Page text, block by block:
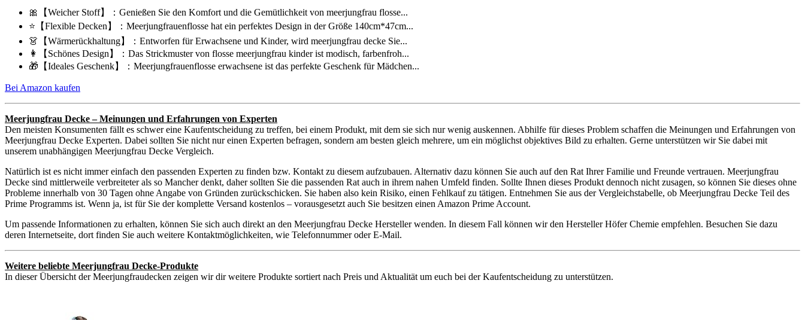
🎀【Weicher Stoff】：Genießen Sie den Komfort und die Gemütlichkeit von meerjungfrau flosse...
⭐【Flexible Decken】：Meerjungfrauenflosse hat ein perfektes Design in der Größe 140cm*47cm...
👗【Wärmerückhaltung】：Entworfen für Erwachsene und Kinder, wird meerjungfrau decke Sie...
👩【Schönes Design】：Das Strickmuster von flosse meerjungfrau kinder ist modisch, farbenfroh...
🎁【Ideales Geschenk】：Meerjungfrauenflosse erwachsene ist das perfekte Geschenk für Mädchen...
Bei Amazon kaufen
Meerjungfrau Decke – Meinungen und Erfahrungen von Experten
Den meisten Konsumenten fällt es schwer eine Kaufentscheidung zu treffen, bei einem Produkt, mit dem sie sich nur wenig auskennen. Abhilfe für dieses Problem schaffen die Meinungen und Erfahrungen von
Meerjungfrau Decke Experten. Dabei sollten Sie nicht nur einen Experten befragen, sondern am besten gleich mehrere, um ein möglichst objektives Bild zu erhalten. Gerne unterstützen wir Sie dabei mit
unserem unabhängigen Meerjungfrau Decke Vergleich.
Natürlich ist es nicht immer einfach den passenden Experten zu finden bzw. Kontakt zu diesem aufzubauen. Alternativ dazu können Sie auch auf den Rat Ihrer Familie und Freunde vertrauen. Meerjungfrau
Decke sind mittlerweile verbreiteter als so Mancher denkt, daher sollten Sie die passenden Rat auch in ihrem nahen Umfeld finden. Sollte Ihnen dieses Produkt dennoch nicht zusagen, so können Sie dieses ohne
Probleme innerhalb von 30 Tagen ohne Angabe von Gründen zurückschicken. Sie haben also kein Risiko, einen Fehlkauf zu tätigen. Entnehmen Sie aus der Vergleichstabelle, ob Meerjungfrau Decke Teil des
Prime Programms ist. Wenn ja, ist für Sie der komplette Versand kostenlos – vorausgesetzt auch Sie besitzen einen Amazon Prime Account.
Um passende Informationen zu erhalten, können Sie sich auch direkt an den Meerjungfrau Decke Hersteller wenden. In diesem Fall können wir den Hersteller Höfer Chemie empfehlen. Besuchen Sie dazu
deren Internetseite, dort finden Sie auch weitere Kontaktmöglichkeiten, wie Telefonnummer oder E-Mail.
Weitere beliebte Meerjungfrau Decke-Produkte
In dieser Übersicht der Meerjungfraudecken zeigen wir dir weitere Produkte sortiert nach Preis und Aktualität um euch bei der Kaufentscheidung zu unterstützen.